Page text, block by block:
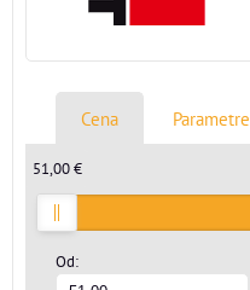
Cena Parametre
Od:
51,00 €